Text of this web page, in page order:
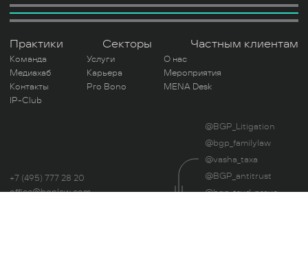
Практики Секторы Частным клиентам
Команда Услуги
О нас
Медиахаб
Карьера
Мероприятия
Контакты
Pro Bono
MENA Desk
IP-Club
+7 (495) 777 28 20
office@bgplaw.com
@BGP_Litigation
@bgp_familylaw
@vasha_taxa
@BGP_antitrust
@bgp_trud_pravo